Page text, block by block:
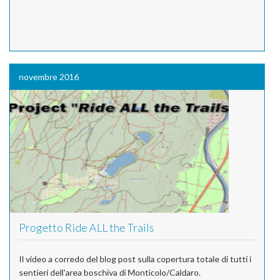
novembre 2016
Progetto Ride ALL the Trails
Il video a corredo del blog post sulla copertura totale di tutti i
sentieri dell'area boschiva di Monticolo/Caldaro.